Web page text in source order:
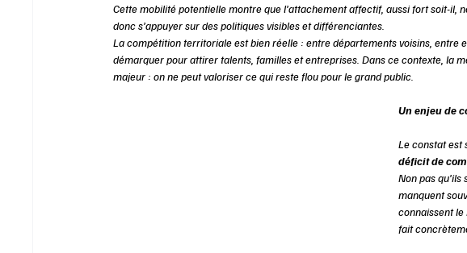
Cette mobilité potentielle montre que l’attachement affectif, aussi fort soit-il,
donc s’appuyer sur des politiques visibles et différenciantes.
La compétition territoriale est bien réelle : entre départements voisins, entre
démarquer pour attirer talents, familles et entreprises. Dans ce contexte, la
majeur : on ne peut valoriser ce qui reste flou pour le grand public.
Un enjeu de
Le constat est
déficit de
Non pas
manquent
connaissent le
fait